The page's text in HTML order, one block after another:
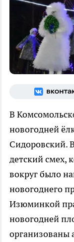
В
новогодней
Сидоровский.
детский смех,
вокруг было
новогоднего
Изюминкой
новогодней
организованы